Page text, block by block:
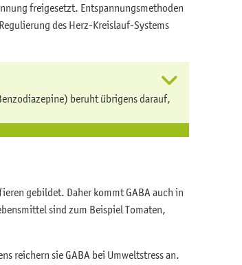
freigesetzt. Entspannungsmethoden
des Herz-Kreislauf-Systems
beruht übrigens darauf,
gebildet. Daher kommt GABA auch in
sind zum Beispiel Tomaten,
reichern sie GABA bei Umweltstress an.